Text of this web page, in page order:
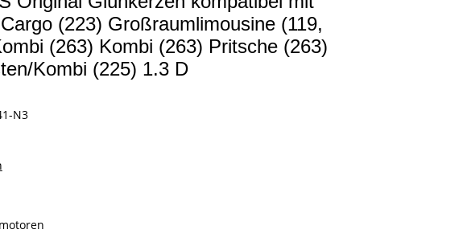
(223) Großraumlimousine (119,
(263) Kombi (263) Pritsche (263)
Kombi (225) 1.3 D
N3